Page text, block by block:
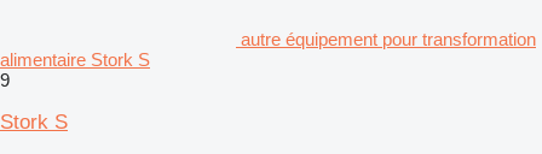
autre équipement pour transformation
alimentaire Stork S
9
Stork S